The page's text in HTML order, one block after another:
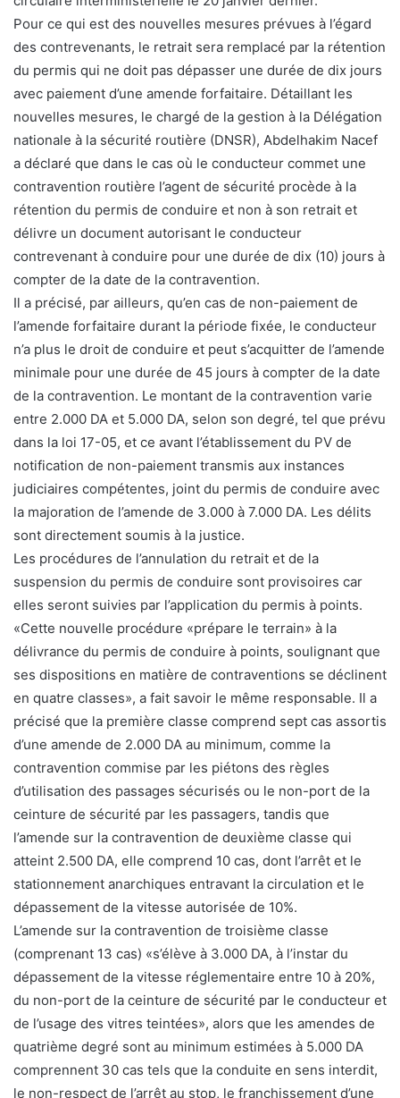
Pour ce qui est des nouvelles mesures prévues à l’égard
des contrevenants, le retrait sera remplacé par la rétention
du permis qui ne doit pas dépasser une durée de dix jours
avec paiement d’une amende forfaitaire. Détaillant les
nouvelles mesures, le chargé de la gestion à la Délégation
nationale à la sécurité routière (DNSR), Abdelhakim Nacef
a déclaré que dans le cas où le conducteur commet une
contravention routière l’agent de sécurité procède à la
rétention du permis de conduire et non à son retrait et
délivre un document autorisant le conducteur
contrevenant à conduire pour une durée de dix (10) jours à
compter de la date de la contravention.
Il a précisé, par ailleurs, qu’en cas de non-paiement de
l’amende forfaitaire durant la période fixée, le conducteur
n’a plus le droit de conduire et peut s’acquitter de l’amende
minimale pour une durée de 45 jours à compter de la date
de la contravention. Le montant de la contravention varie
entre 2.000 DA et 5.000 DA, selon son degré, tel que prévu
dans la loi 17-05, et ce avant l’établissement du PV de
notification de non-paiement transmis aux instances
judiciaires compétentes, joint du permis de conduire avec
la majoration de l’amende de 3.000 à 7.000 DA. Les délits
sont directement soumis à la justice.
Les procédures de l’annulation du retrait et de la
suspension du permis de conduire sont provisoires car
elles seront suivies par l’application du permis à points.
«Cette nouvelle procédure «prépare le terrain» à la
délivrance du permis de conduire à points, soulignant que
ses dispositions en matière de contraventions se déclinent
en quatre classes», a fait savoir le même responsable. Il a
précisé que la première classe comprend sept cas assortis
d’une amende de 2.000 DA au minimum, comme la
contravention commise par les piétons des règles
d’utilisation des passages sécurisés ou le non-port de la
ceinture de sécurité par les passagers, tandis que
l’amende sur la contravention de deuxième classe qui
atteint 2.500 DA, elle comprend 10 cas, dont l’arrêt et le
stationnement anarchiques entravant la circulation et le
dépassement de la vitesse autorisée de 10%.
L’amende sur la contravention de troisième classe
(comprenant 13 cas) «s’élève à 3.000 DA, à l’instar du
dépassement de la vitesse réglementaire entre 10 à 20%,
du non-port de la ceinture de sécurité par le conducteur et
de l’usage des vitres teintées», alors que les amendes de
quatrième degré sont au minimum estimées à 5.000 DA
comprennent 30 cas tels que la conduite en sens interdit,
le non-respect de l’arrêt au stop, le franchissement d’une